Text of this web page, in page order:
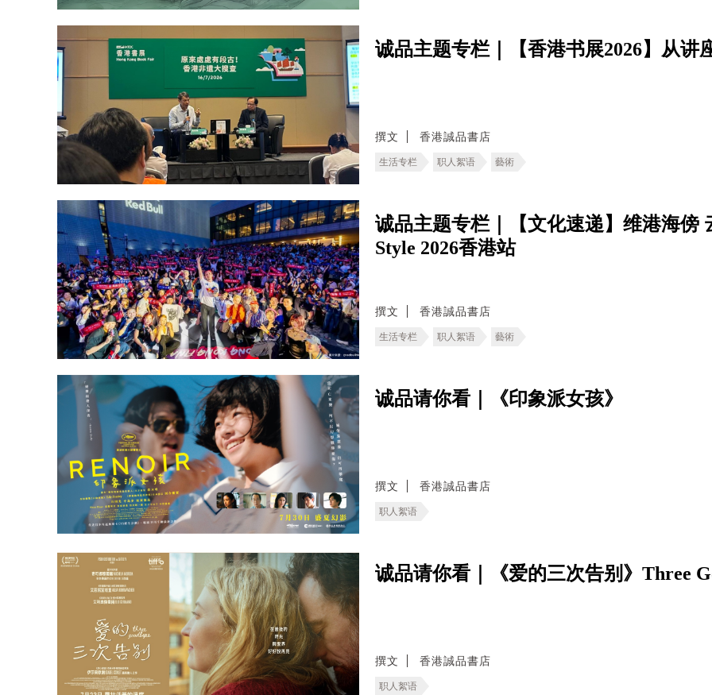
诚品主题专栏｜【香港书展2026】从讲
撰文 香港誠品書店
生活专栏 职人絮语 藝術
诚品主题专栏｜【文化速递】维港海傍
Style 2026香港站
撰文 香港誠品書店
生活专栏 职人絮语 藝術
诚品请你看｜《印象派女孩》
撰文 香港誠品書店
职人絮语
诚品请你看｜《爱的三次告别》Three
撰文 香港誠品書店
职人絮语